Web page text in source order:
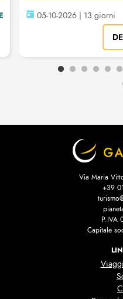
05-10-2026 | 13 giorni
Via Maria
+39
P.IVA
Capitale